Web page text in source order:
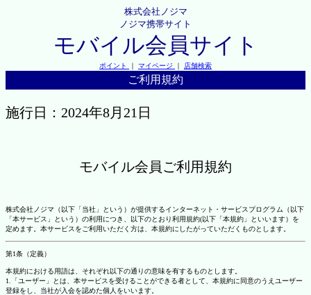
株式会社ノジマ
ノジマ携帯サイト
モバイル会員サイト
ポイント ｜ マイページ ｜ 店舗検索
ご利用規約
施行日：2024年8月21日
モバイル会員ご利用規約
株式会社ノジマ（以下「当社」という）が提供するインターネット・サービスプログラム（以下
「本サービス」という）の利用につき、以下のとおり利用規約(以下「本規約」といいます）を
定めます。本サービスをご利用いただく方は、本規約にしたがっていただくものとします。
第1条（定義）
本規約における用語は、それぞれ以下の通りの意味を有するものとします。
1.「ユーザー」とは、本サービスを受けることができる者として、本規約に同意のうえユーザー
登録をし、当社が入会を認めた個人をいいます。